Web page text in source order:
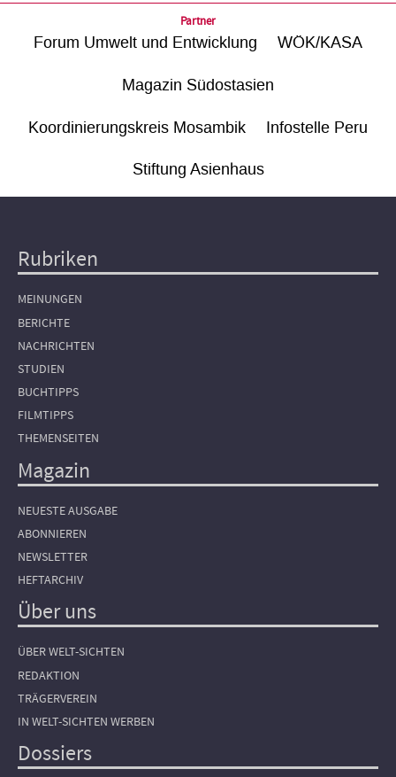
Partner
Forum Umwelt und Entwicklung WÖK/KASA
Magazin Südostasien
Koordinierungskreis Mosambik Infostelle Peru
Stiftung Asienhaus
Hauptnavigation
Rubriken
MEINUNGEN
BERICHTE
NACHRICHTEN
STUDIEN
BUCHTIPPS
FILMTIPPS
THEMENSEITEN
Magazin
NEUESTE AUSGABE
ABONNIEREN
NEWSLETTER
HEFTARCHIV
Über uns
ÜBER WELT-SICHTEN
REDAKTION
TRÄGERVEREIN
IN WELT-SICHTEN WERBEN
Dossiers